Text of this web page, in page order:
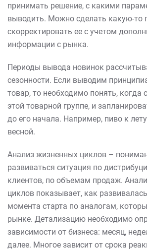
принимать решение, с какими
выводить. Можно сделать какую-то
скорректировать ее с учетом
информации с рынка.
Периоды вывода новинок
сезонности. Если выводим
товар, то необходимо понять, когда
этой товарной группе, и
до его начала. Например, пиво к
весной.
Анализ жизненных циклов –
развиваться ситуация по
клиентов, по объемам продаж.
циклов показывает, как
момента старта по аналогам,
рынке. Детализацию необходимо
зависимости от бизнеса: месяц,
далее. Многое зависит от срока